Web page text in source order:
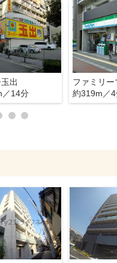
出
／14分
約319m／